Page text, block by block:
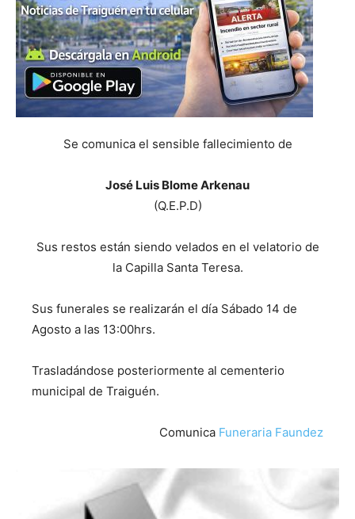
Se comunica el sensible fallecimiento de
José Luis Blome Arkenau
(Q.E.P.D)
Sus restos están siendo velados en el velatorio de
la Capilla Santa Teresa.
Sus funerales se realizarán el día Sábado 14 de
Agosto a las 13:00hrs.
Trasladándose posteriormente al cementerio
municipal de Traiguén.
Comunica Funeraria Faundez